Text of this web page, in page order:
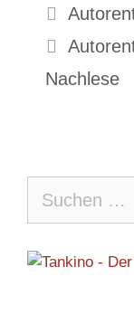
Nachlese
nach: